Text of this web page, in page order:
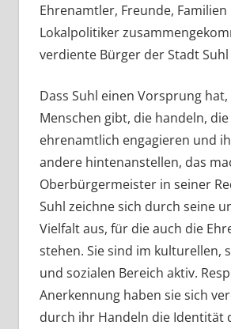
Ehrenamtler, Freunde, Familien
Lokalpolitiker
verdiente Bürger der Stadt
Dass Suhl einen Vorsprung hat,
Menschen gibt, die handeln, die
ehrenamtlich engagieren und
andere hintenanstellen, das
Oberbürgermeister in seiner
Suhl zeichne sich durch seine
Vielfalt aus, für die auch die
stehen. Sie sind im kulturellen,
und sozialen Bereich aktiv.
Anerkennung haben sie sich
durch ihr Handeln die Identität